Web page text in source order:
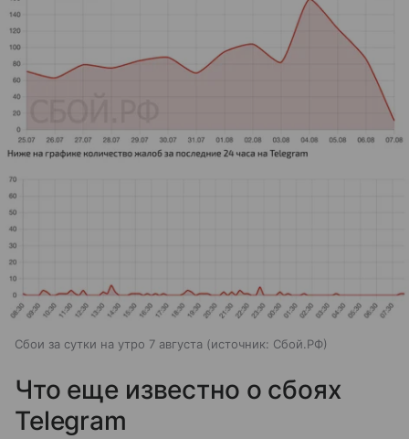
Сбои за сутки на утро 7 августа источник: Сбой.РФ
Что еще известно о сбоях
Telegram